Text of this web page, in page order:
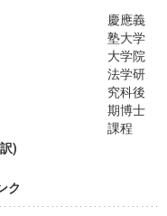
慶應義
塾大学
大学院
法学研
究科後
期博士
課程
)
ク